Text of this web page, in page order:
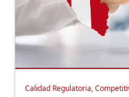
Calidad Regulatoria,